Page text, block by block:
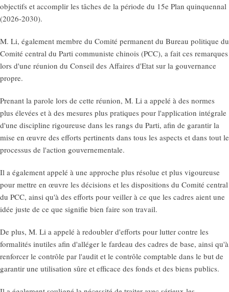
objectifs et accomplir les tâches de la période du 15e Plan quinquennal
(2026-2030).
M. Li, également membre du Comité permanent du Bureau politique du
Comité central du Parti communiste chinois (PCC), a fait ces remarques
lors d'une réunion du Conseil des Affaires d'Etat sur la gouvernance
propre.
Prenant la parole lors de cette réunion, M. Li a appelé à des normes
plus élevées et à des mesures plus pratiques pour l'application intégrale
d'une discipline rigoureuse dans les rangs du Parti, afin de garantir la
mise en œuvre des efforts pertinents dans tous les aspects et dans tout le
processus de l'action gouvernementale.
Il a également appelé à une approche plus résolue et plus vigoureuse
pour mettre en œuvre les décisions et les dispositions du Comité central
du PCC, ainsi qu'à des efforts pour veiller à ce que les cadres aient une
idée juste de ce que signifie bien faire son travail.
De plus, M. Li a appelé à redoubler d'efforts pour lutter contre les
formalités inutiles afin d'alléger le fardeau des cadres de base, ainsi qu'à
renforcer le contrôle par l'audit et le contrôle comptable dans le but de
garantir une utilisation sûre et efficace des fonds et des biens publics.